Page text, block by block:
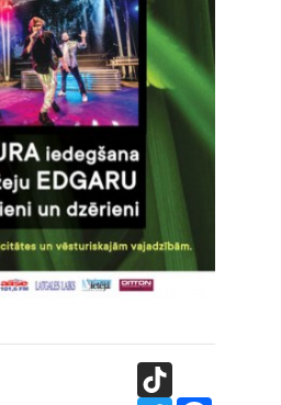
TikTok